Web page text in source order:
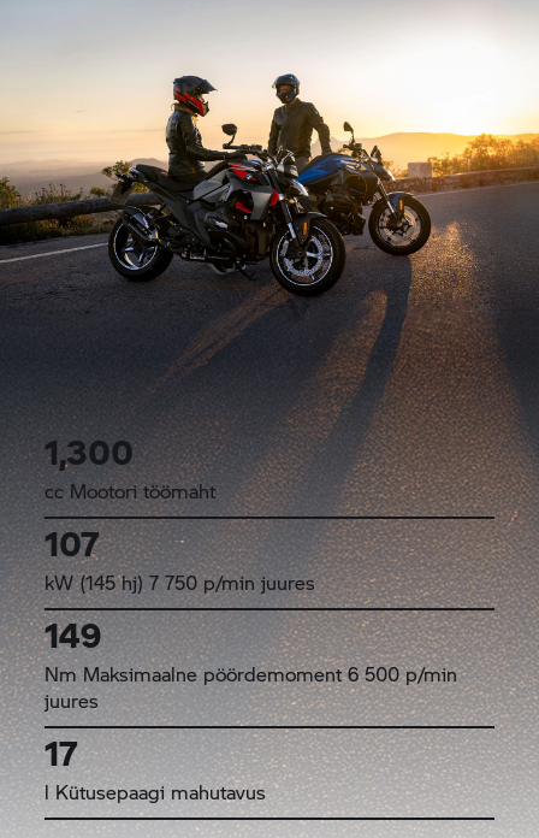
1,300
cc Mootori töömaht
107
kW (145 hj) 7 750 p/min juures
149
Nm Maksimaalne pöördemoment 6 500 p/min
juures
17
l Kütusepaagi mahutavus